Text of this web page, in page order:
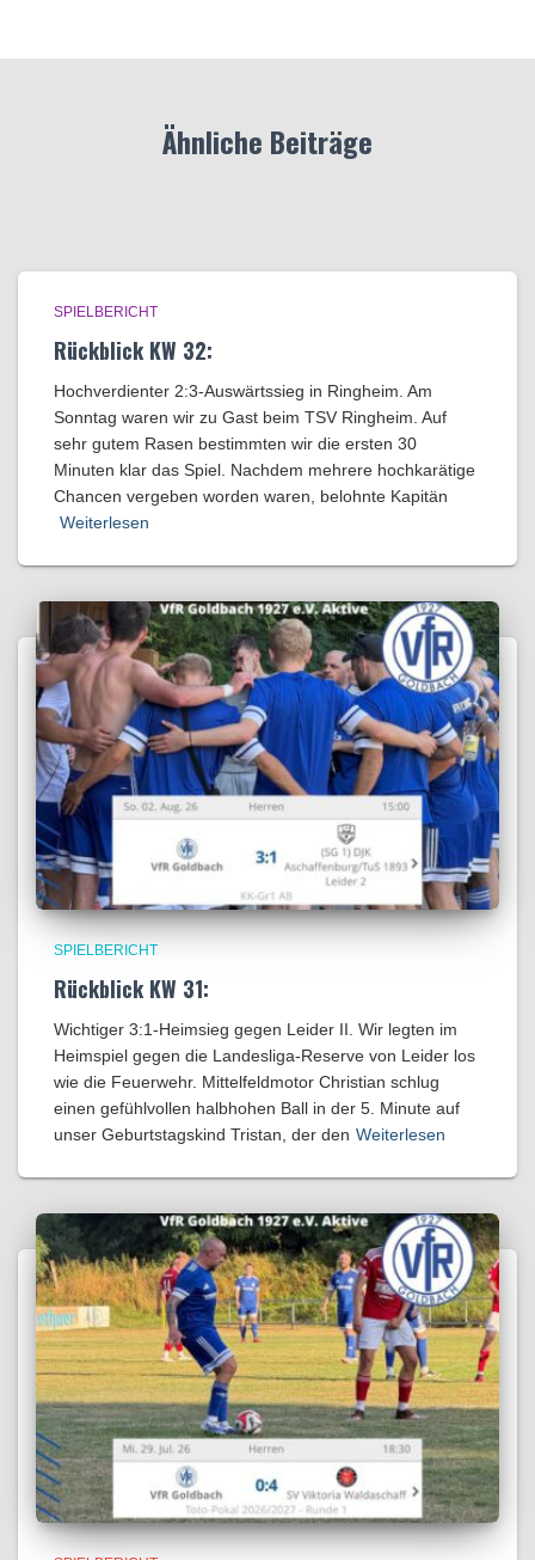
Ähnliche Beiträge
SPIELBERICHT
Rückblick KW 32:
Hochverdienter 2:3-Auswärtssieg in Ringheim. ​Am
Sonntag waren wir zu Gast beim TSV Ringheim. Auf
sehr gutem Rasen bestimmten wir die ersten 30
Minuten klar das Spiel. Nachdem mehrere hochkarätige
Chancen vergeben worden waren, belohnte Kapitän
Weiterlesen
SPIELBERICHT
Rückblick KW 31:
Wichtiger 3:1-Heimsieg gegen Leider II. Wir legten im
Heimspiel gegen die Landesliga-Reserve von Leider los
wie die Feuerwehr. Mittelfeldmotor Christian schlug
einen gefühlvollen halbhohen Ball in der 5. Minute auf
unser Geburtstagskind Tristan, der den Weiterlesen